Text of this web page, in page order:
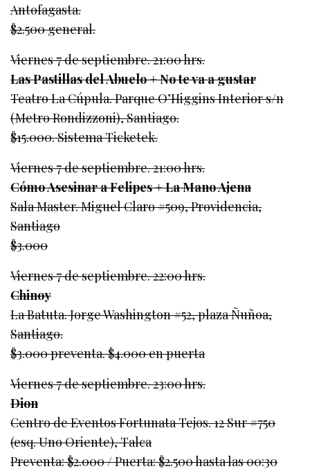
Antofagasta.
$2.500 general.
Viernes 7 de septiembre. 21:00 hrs.
Las Pastillas del Abuelo + No te va a gustar
Teatro La Cúpula. Parque O’Higgins Interior s/n
(Metro Rondizzoni), Santiago.
$15.000. Sistema Ticketek.
Viernes 7 de septiembre. 21:00 hrs.
Cómo Asesinar a Felipes + La Mano Ajena
Sala Master. Miguel Claro #509, Providencia,
Santiago
$3.000
Viernes 7 de septiembre. 22:00 hrs.
Chinoy
La Batuta. Jorge Washington #52, plaza Ñuñoa,
Santiago.
$3.000 preventa. $4.000 en puerta
Viernes 7 de septiembre. 23:00 hrs.
Dion
Centro de Eventos Fortunata Tejos. 12 Sur #750
(esq. Uno Oriente), Talca
Preventa: $2.000 / Puerta: $2.500 hasta las 00:30